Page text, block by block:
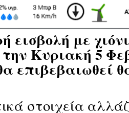
εισβολή με
Κυριακή 5
επιβεβαιωθεί
στοιχεία